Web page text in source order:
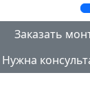
Заказать
Нужна